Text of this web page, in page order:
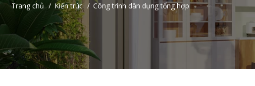
Trang chủ / Kiến trúc / Công trình dân dụng tổng hợp